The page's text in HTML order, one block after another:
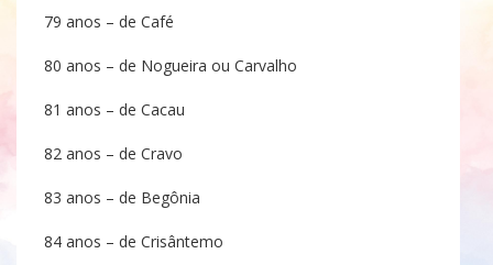
79 anos – de Café
80 anos – de Nogueira ou Carvalho
81 anos – de Cacau
82 anos – de Cravo
83 anos – de Begônia
84 anos – de Crisântemo